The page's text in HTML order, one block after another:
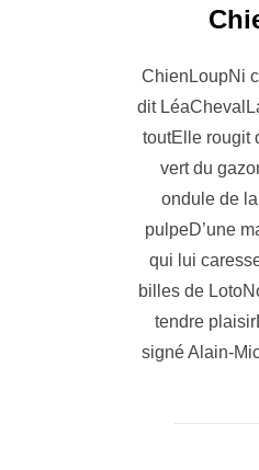
ChienLoupNi
dit
toutElle rougit
vert du
ondule de
pulpeD’une
qui lui
billes de
tendre
signé Alain-